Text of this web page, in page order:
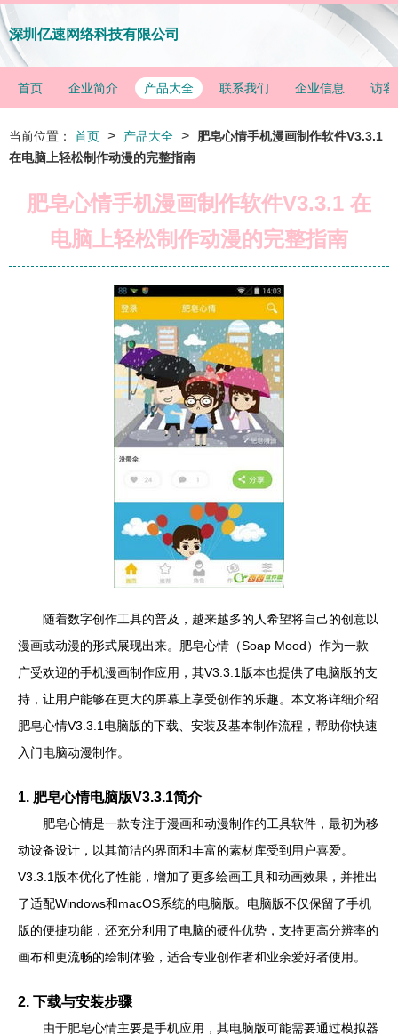
深圳亿速网络科技有限公司
首页 企业简介 产品大全 联系我们 企业信息 访客
当前位置： 首页 > 产品大全 >
肥皂心情手机漫画制作软件V3.3.1
在电脑上轻松制作动漫的完整指南
肥皂心情手机漫画制作软件V3.3.1 在
电脑上轻松制作动漫的完整指南
随着数字创作工具的普及，越来越多的人希望将自己的创意以
漫画或动漫的形式展现出来。肥皂心情（Soap Mood）作为一款
广受欢迎的手机漫画制作应用，其V3.3.1版本也提供了电脑版的支
持，让用户能够在更大的屏幕上享受创作的乐趣。本文将详细介绍
肥皂心情V3.3.1电脑版的下载、安装及基本制作流程，帮助你快速
入门电脑动漫制作。
1. 肥皂心情电脑版V3.3.1简介
肥皂心情是一款专注于漫画和动漫制作的工具软件，最初为移
动设备设计，以其简洁的界面和丰富的素材库受到用户喜爱。
V3.3.1版本优化了性能，增加了更多绘画工具和动画效果，并推出
了适配Windows和macOS系统的电脑版。电脑版不仅保留了手机
版的便捷功能，还充分利用了电脑的硬件优势，支持更高分辨率的
画布和更流畅的绘制体验，适合专业创作者和业余爱好者使用。
2. 下载与安装步骤
由于肥皂心情主要是手机应用，其电脑版可能需要通过模拟器